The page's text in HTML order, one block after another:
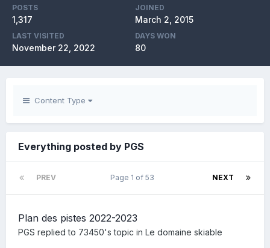
POSTS
1,317
JOINED
March 2, 2015
LAST VISITED
November 22, 2022
DAYS WON
80
Content Type
Everything posted by PGS
PREV NEXT
Page 1 of 53
Plan des pistes 2022-2023
PGS replied to 73450's topic in Le domaine skiable